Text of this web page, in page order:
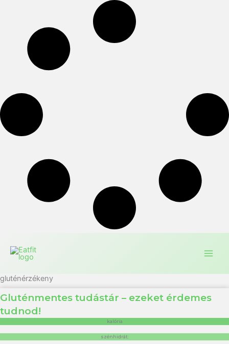
gluténérzékeny
Gluténmentes tudástár – ezeket érdemes
tudnod!
kalória
szénhidrát: